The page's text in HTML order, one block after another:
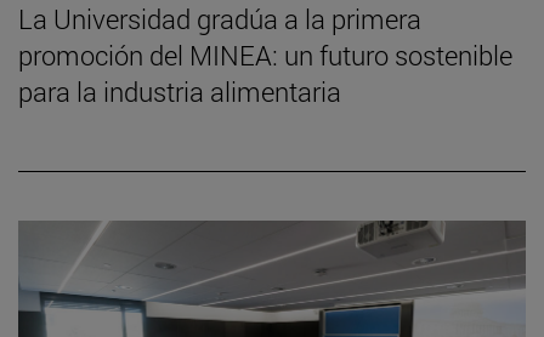
La Universidad gradúa a la primera
promoción del MINEA: un futuro sostenible
para la industria alimentaria